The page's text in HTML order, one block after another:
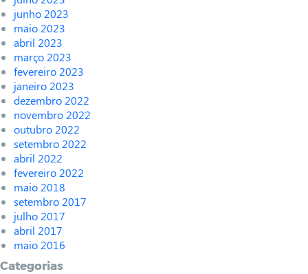
junho 2023
maio 2023
abril 2023
março 2023
fevereiro 2023
janeiro 2023
dezembro 2022
novembro 2022
outubro 2022
setembro 2022
abril 2022
fevereiro 2022
maio 2018
setembro 2017
julho 2017
abril 2017
maio 2016
Categorias